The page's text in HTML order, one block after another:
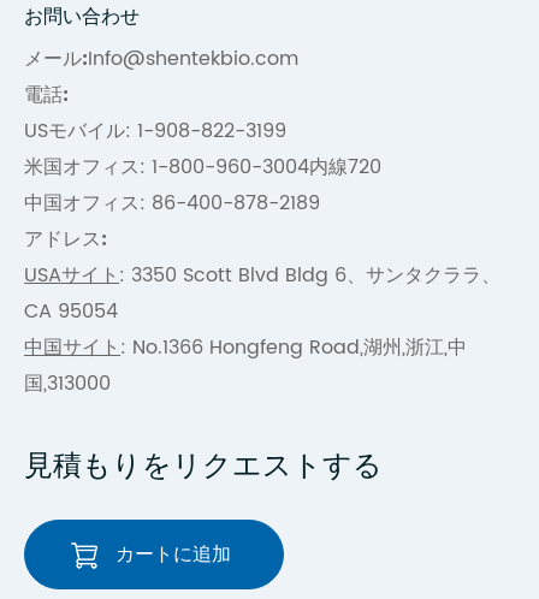
お問い合わせ
メール:Info@shentekbio.com
電話:
USモバイル: 1-908-822-3199
米国オフィス: 1-800-960-3004内線720
中国オフィス: 86-400-878-2189
アドレス:
USAサイト: 3350 Scott Blvd Bldg 6、サンタクララ、
CA 95054
中国サイト: No.1366 Hongfeng Road,湖州,浙江,中
国,313000
見積もりをリクエストする
カートに追加